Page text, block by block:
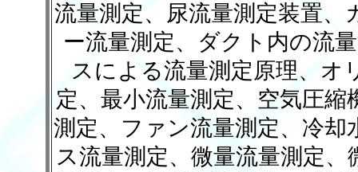
流量測定、尿流量測定装置
ー流量測定、ダクト内の流
スによる流量測定原理、オ
定、最小流量測定、空気圧
測定、ファン流量測定、冷
ス流量測定、微量流量測定